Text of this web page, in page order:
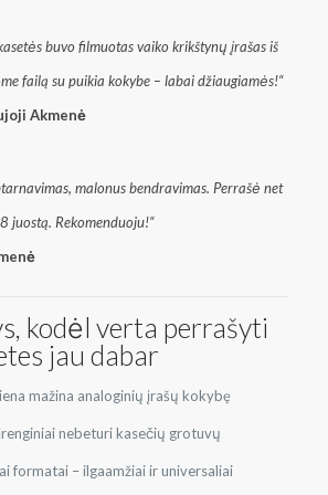
buvo filmuotas vaiko krikštynų įrašas iš
failą su puikia kokybe – labai džiaugiamės!“
Akmenė
malonus bendravimas. Perrašė net
juostą. Rekomenduoju!“
kodėl verta perrašyti
jau dabar
mažina analoginių įrašų kokybę
nebeturi kasečių grotuvų
formatai – ilgaamžiai ir universaliai